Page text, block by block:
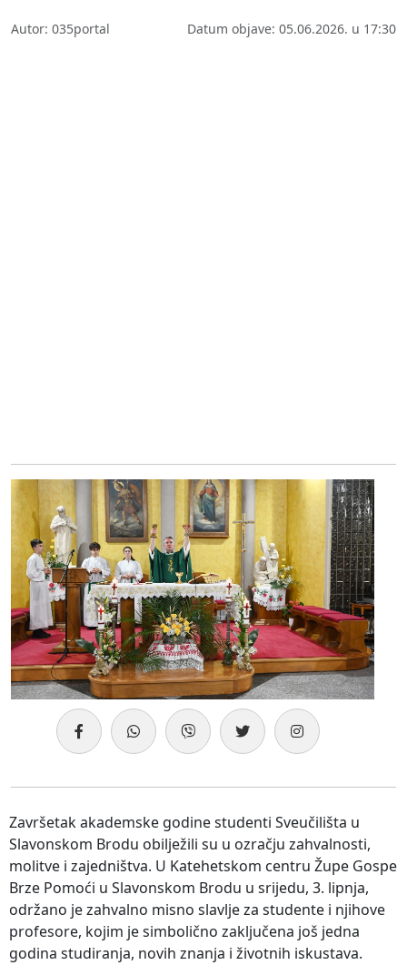
Autor: 035portal Datum objave: 05.06.2026. u 17:30
Završetak akademske godine studenti Sveučilišta u
Slavonskom Brodu obilježili su u ozračju zahvalnosti,
molitve i zajedništva. U Katehetskom centru Župe Gospe
Brze Pomoći u Slavonskom Brodu u srijedu, 3. lipnja,
održano je zahvalno misno slavlje za studente i njihove
profesore, kojim je simbolično zaključena još jedna
godina studiranja, novih znanja i životnih iskustava.